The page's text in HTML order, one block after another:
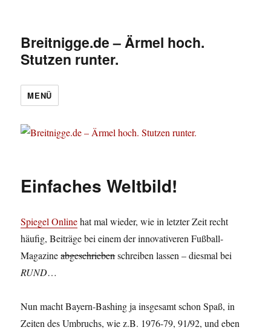
Breitnigge.de – Ärmel hoch.
Stutzen runter.
MENÜ
Einfaches Weltbild!
Spiegel Onlinehat mal wieder, wie in letzter Zeit recht
häufig, Beiträge bei einem der innovativeren Fußball-
Magazineabgeschriebenschreiben lassen – diesmal bei
RUND…
Nun macht Bayern-Bashing ja insgesamt schon Spaß, in
Zeiten des Umbruchs, wie z.B. 1976-79, 91/92, und eben